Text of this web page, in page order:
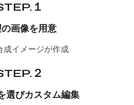
１
画像を用意
成イメージが作成
２
選びカスタム編集